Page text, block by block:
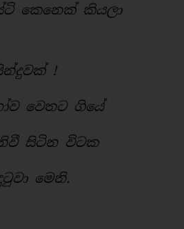
කෙනෙක් කියලා
සින්දුවක් !
වෙතට ගියේ
සිටින විටක
දුටුවා මෙනි.